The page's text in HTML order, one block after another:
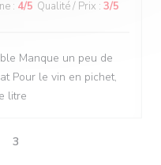
: 4/5 Qualité / Prix : 3/5
Manque un peu de
Pour le vin en pichet,
litre
3